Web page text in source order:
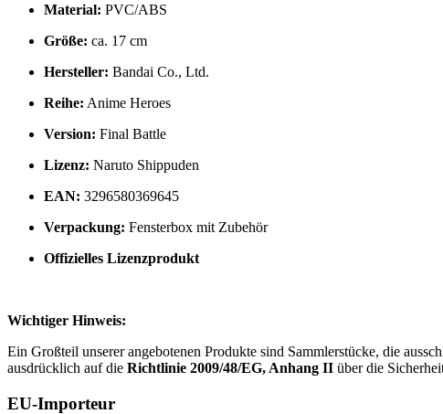
Material: PVC/ABS
Größe: ca. 17 cm
Hersteller: Bandai Co., Ltd.
Reihe: Anime Heroes
Version: Final Battle
Lizenz: Naruto Shippuden
EAN: 3296580369645
Verpackung: Fensterbox mit Zubehör
Offizielles Lizenzprodukt
Wichtiger Hinweis:
Ein Großteil unserer angebotenen Produkte sind Sammlerstücke, die
ausdrücklich auf die Richtlinie 2009/48/EG, Anhang II über die
EU-Importeur